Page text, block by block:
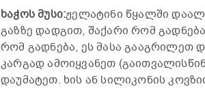
ხაჭოს მუსი:ჟელატინი წყალში
გაზზე დადგით, შაქარი რომ
რომ გადნება, ეს მასა გააგრილეთ
კარგად ამოიყვანეთ
დაუმატეთ. ხის ან სილიკონის